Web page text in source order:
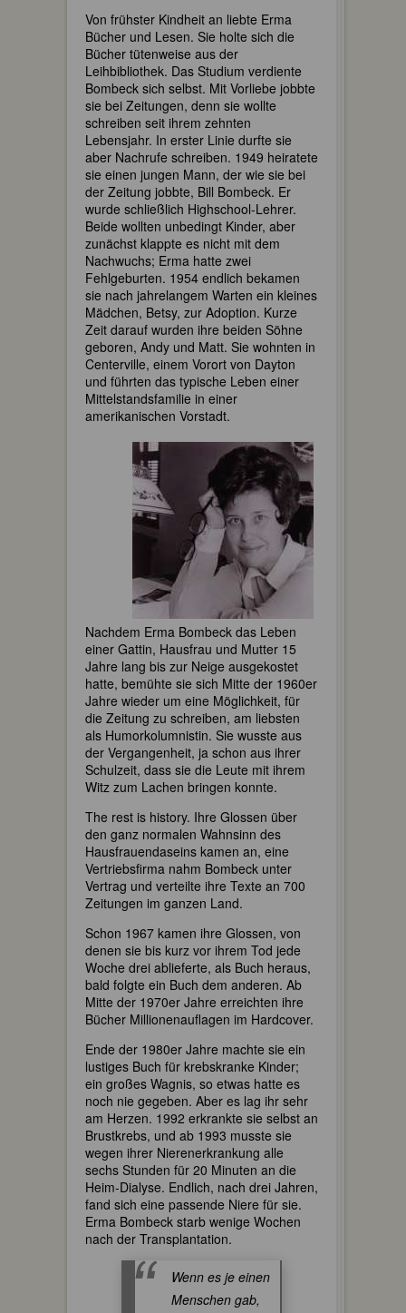
Von frühster Kindheit an liebte Erma
Bücher und Lesen. Sie holte sich die
Bücher tütenweise aus der
Leihbibliothek. Das Studium verdiente
Bombeck sich selbst. Mit Vorliebe jobbte
sie bei Zeitungen, denn sie wollte
schreiben seit ihrem zehnten
Lebensjahr. In erster Linie durfte sie
aber Nachrufe schreiben. 1949 heiratete
sie einen jungen Mann, der wie sie bei
der Zeitung jobbte, Bill Bombeck. Er
wurde schließlich Highschool-Lehrer.
Beide wollten unbedingt Kinder, aber
zunächst klappte es nicht mit dem
Nachwuchs; Erma hatte zwei
Fehlgeburten. 1954 endlich bekamen
sie nach jahrelangem Warten ein kleines
Mädchen, Betsy, zur Adoption. Kurze
Zeit darauf wurden ihre beiden Söhne
geboren, Andy und Matt. Sie wohnten in
Centerville, einem Vorort von Dayton
und führten das typische Leben einer
Mittelstandsfamilie in einer
amerikanischen Vorstadt.
Nachdem Erma Bombeck das Leben
einer Gattin, Hausfrau und Mutter 15
Jahre lang bis zur Neige ausgekostet
hatte, bemühte sie sich Mitte der 1960er
Jahre wieder um eine Möglichkeit, für
die Zeitung zu schreiben, am liebsten
als Humorkolumnistin. Sie wusste aus
der Vergangenheit, ja schon aus ihrer
Schulzeit, dass sie die Leute mit ihrem
Witz zum Lachen bringen konnte.
The rest is history. Ihre Glossen über
den ganz normalen Wahnsinn des
Hausfrauendaseins kamen an, eine
Vertriebsfirma nahm Bombeck unter
Vertrag und verteilte ihre Texte an 700
Zeitungen im ganzen Land.
Schon 1967 kamen ihre Glossen, von
denen sie bis kurz vor ihrem Tod jede
Woche drei ablieferte, als Buch heraus,
bald folgte ein Buch dem anderen. Ab
Mitte der 1970er Jahre erreichten ihre
Bücher Millionenauflagen im Hardcover.
Ende der 1980er Jahre machte sie ein
lustiges Buch für krebskranke Kinder;
ein großes Wagnis, so etwas hatte es
noch nie gegeben. Aber es lag ihr sehr
am Herzen. 1992 erkrankte sie selbst an
Brustkrebs, und ab 1993 musste sie
wegen ihrer Nierenerkrankung alle
sechs Stunden für 20 Minuten an die
Heim-Dialyse. Endlich, nach drei Jahren,
fand sich eine passende Niere für sie.
Erma Bombeck starb wenige Wochen
nach der Transplantation.
Wenn es je einen
Menschen gab,